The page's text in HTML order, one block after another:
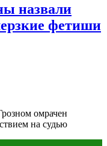
назвали
фетиши
омрачен
на судью